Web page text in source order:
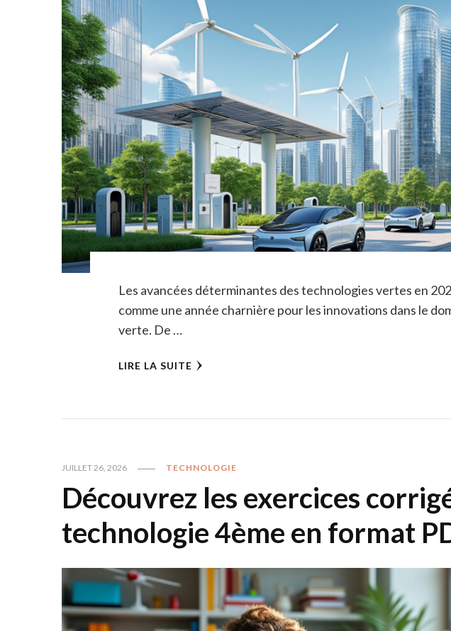
Les avancées déterminantes des technologies vertes en
comme une année charnière pour les innovations dans le
verte. De …
LIRE LA SUITE
JUILLET 26, 2026 TECHNOLOGIE
Découvrez les exercices
technologie 4ème en format